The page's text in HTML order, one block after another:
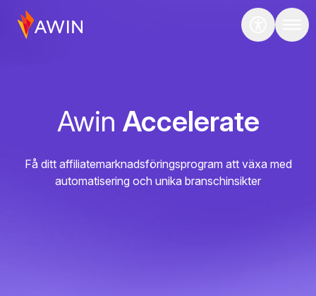
Awin Accelerate
Få ditt affiliatemarknadsföringsprogram att växa med
automatisering och unika branschinsikter